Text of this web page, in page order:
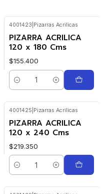
4001423 Pizarras Acrilicas
PIZARRA ACRILICA
120 x 180 Cms
$155.400
Cantidad
4001425 Pizarras Acrilicas
PIZARRA ACRILICA
120 x 240 Cms
$219.350
Cantidad